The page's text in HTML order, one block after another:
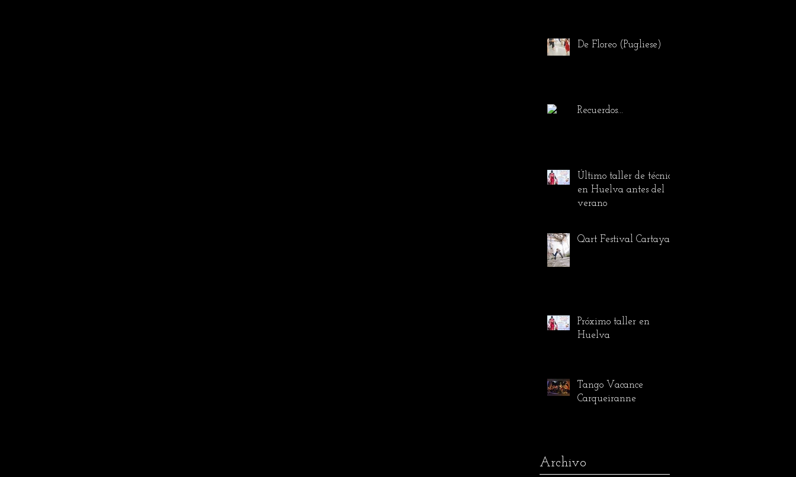
De Floreo (Pugliese)
Recuerdos...
Último taller de técnica
en Huelva antes del
verano
Qart Festival Cartaya
Próximo taller en
Huelva
Tango Vacance
Carqueiranne
Archivo